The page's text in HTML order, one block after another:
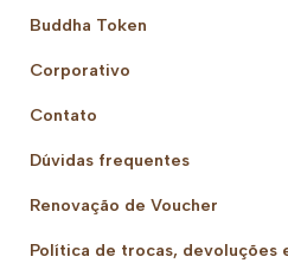
Buddha Token
Corporativo
Contato
Dúvidas frequentes
Renovação de Voucher
Política de trocas, devoluções